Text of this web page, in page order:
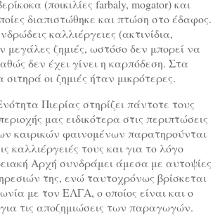
(ποικιλίες farbaly, mogator) και
διαπιστώθηκε και πτώση στο έδαφος.
καλλιέργειες (ακτινίδια,
μεγάλες ζημιές, ωστόσο δεν μπορεί να
δεν έχει γίνει η καρπόδεση. Στα
οι ζημιές ήταν μικρότερες.
Πιερίας στηρίζει πάντοτε τους
μας ειδικότερα στις περιπτώσεις
καιρικών φαινομένων παρατηρούνται
καλλιέργειές τους και για το λόγο
Αρχή συνδράμει άμεσα με αυτοψίες
της, ενώ ταυτοχρόνως βρίσκεται
με τον ΕΛΓΑ, ο οποίος είναι και ο
τις αποζημιώσεις των παραγωγών.